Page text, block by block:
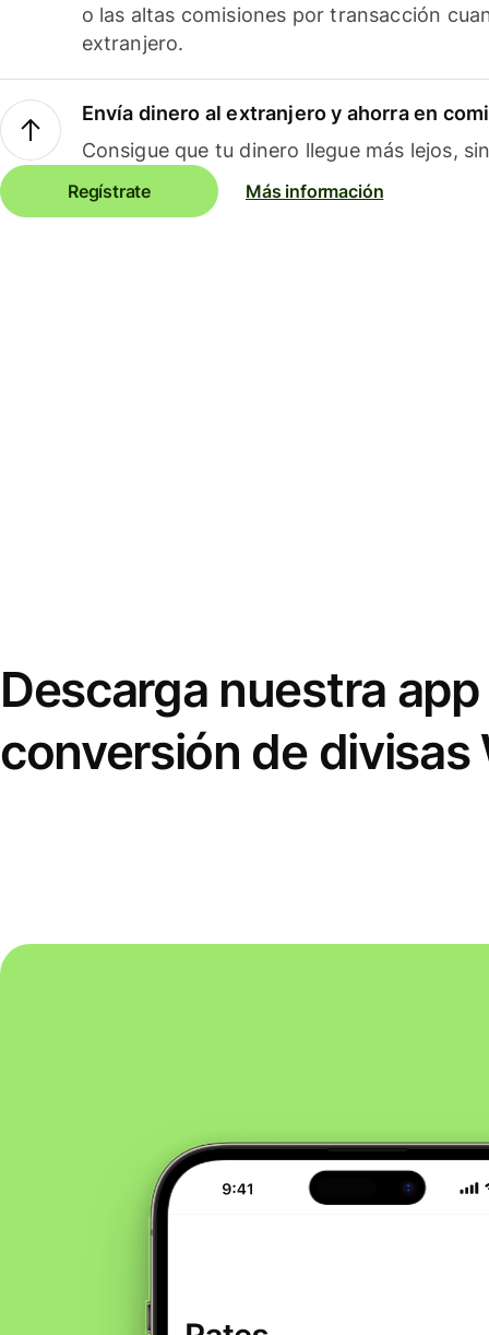
o las altas comisiones por transacción
extranjero.
Envía dinero al extranjero y ahorra en
Consigue que tu dinero llegue más lejos,
Regístrate Más información
Descarga nuestra
conversión de divisas